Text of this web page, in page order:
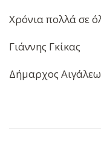
Χρόνια πολλά σε
Γιάννης Γκίκας
Δήμαρχος Αιγάλεω